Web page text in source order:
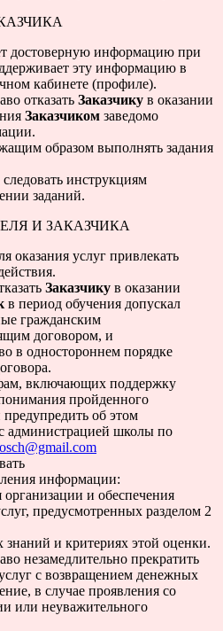
достоверную информацию при
эту информацию в
кабинете (профиле).
отказать Заказчику в оказании
Заказчиком заведомо
образом выполнять задания
следовать инструкциям
заданий.
И ЗАКАЗЧИКА
оказания услуг привлекать
Заказчику в оказании
в период обучения допускал
гражданским
договором, и
в одностороннем порядке
включающих поддержку
пройденного
предупредить об этом
администрацией школы по
информации:
и обеспечения
предусмотренных разделом 2
знаний и критериях этой оценки.
незамедлительно прекратить
с возвращением денежных
в случае проявления со
или неуважительного